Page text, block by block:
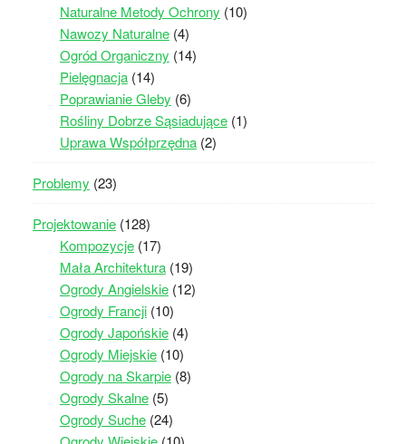
Naturalne Metody Ochrony (10)
Nawozy Naturalne(4)
Ogród Organiczny (14)
Pielęgnacja(14)
Poprawianie Gleby (6)
Rośliny Dobrze Sąsiadujące(1)
Uprawa Współprzędna(2)
Problemy (23)
Projektowanie(128)
Kompozycje(17)
Mała Architektura(19)
Ogrody Angielskie(12)
Ogrody Francji(10)
Ogrody Japońskie(4)
Ogrody Miejskie(10)
Ogrody na Skarpie(8)
Ogrody Skalne(5)
Ogrody Suche(24)